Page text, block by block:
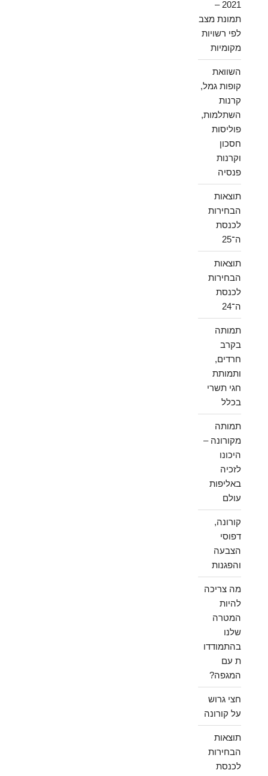
2021 –
תמונת מצב
לפי רשויות
מקומיות
השוואת
קופות גמל,
קרנות
השתלמות,
פוליסות
חסכון
וקרנות
פנסיה
תוצאות
הבחירות
לכנסת
ה־25
תוצאות
הבחירות
לכנסת
ה־24
תמותה
בקרב
חרדים,
ותמותת
חגי תשרי
בכלל
תמותה
מקורונה –
היכונו
לזכיה
באליפות
עולם
קורונה,
דפוסי
הצבעה
והפגנות
מה צריכה
להיות
המטרה
שלנו
בהתמודדו
ת עם
המגפה?
חצי גרוש
על קורונה
תוצאות
הבחירות
לכנסת